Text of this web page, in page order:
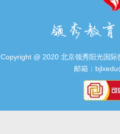
Copyright @ 2020 北京领秀阳光国
邮箱：